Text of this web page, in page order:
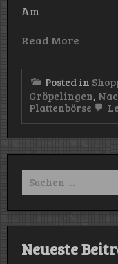
Am
Read More
Posted in
Gröpelingen,
Plattenbörse
Suchen
nach:
Neueste